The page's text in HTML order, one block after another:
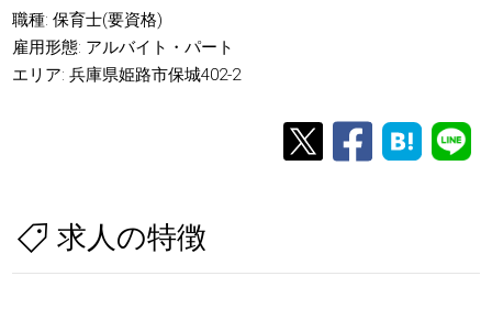
職種: 保育士(要資格)
雇用形態: アルバイト・パート
エリア: 兵庫県姫路市保城402-2
求人の特徴